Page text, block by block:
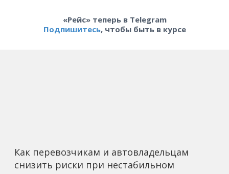
«Рейс» теперь в Telegram
Подпишитесь, чтобы быть в курсе
Как перевозчикам и автовладельцам
снизить риски при нестабильном